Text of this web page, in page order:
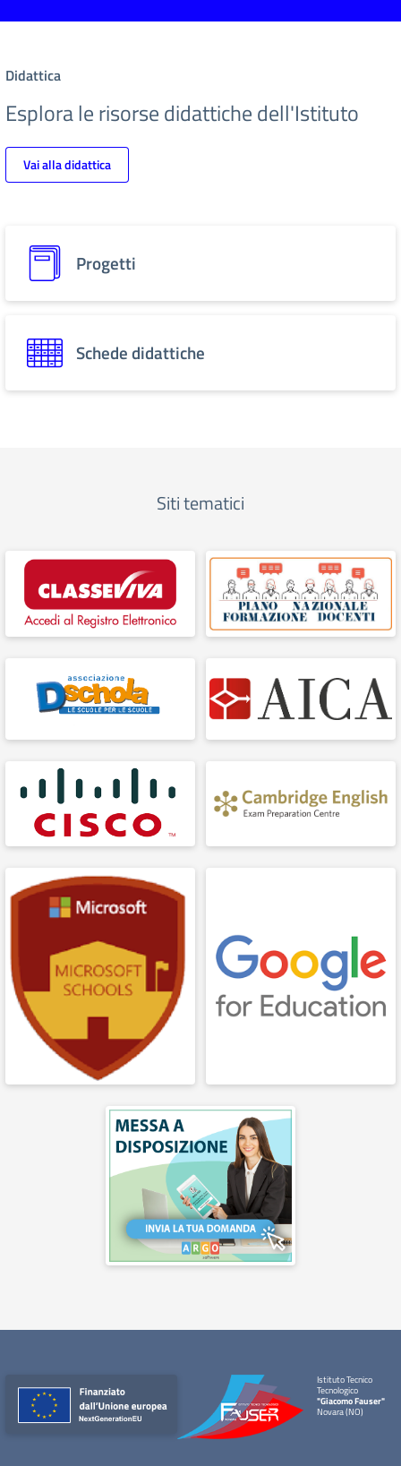
Didattica
Esplora le risorse didattiche dell'Istituto
Vai alla didattica
Progetti
Schede didattiche
Siti tematici
Istituto Tecnico
Tecnologico
"Giacomo Fauser"
Novara (NO)